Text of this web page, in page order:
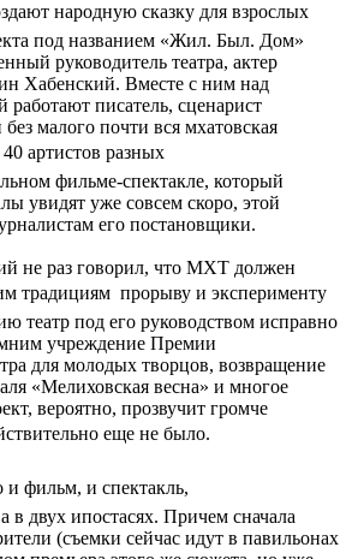
народную сказку для взрослых 
под названием «Жил. Был. Дом»
руководитель театра, актер
Хабенский. Вместе с ним над
писатель, сценарист
малого почти вся мхатовская
40 артистов разных
фильме-спектакле, который
увидят уже совсем скоро, этой
его постановщики.
не раз говорил, что МХТ должен
традициям  прорыву и эксперименту
театр под его руководством исправно
учреждение Премии
для молодых творцов, возвращение
«Мелиховская весна» и многое
вероятно, прозвучит громче
еще не было.
фильм, и спектакль,
в двух ипостасях. Причем сначала
(съемки сейчас идут в павильонах